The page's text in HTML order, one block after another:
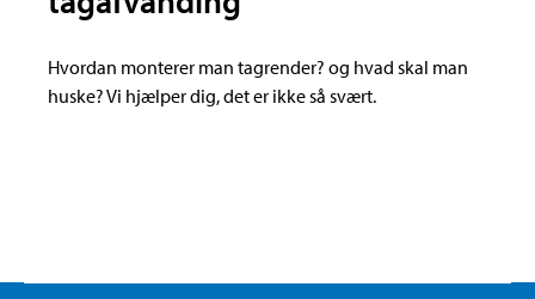
Hvordan monterer man tagrender? og hvad skal man
huske? Vi hjælper dig, det er ikke så svært.